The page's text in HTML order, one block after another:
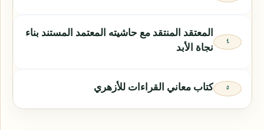
المعتقد المنتقد مع حاشيته المعتمد المستند بناء
نجاة الأبد
كتاب معاني القراءات للأزهري